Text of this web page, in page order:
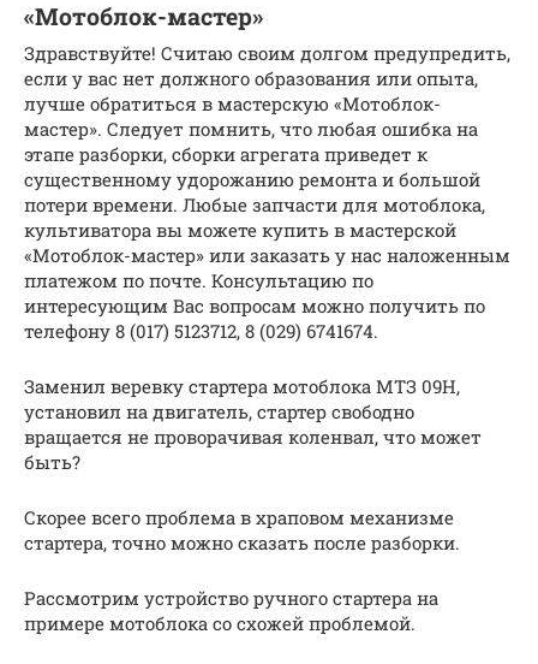
«Мотоблок-мастер»
Здравствуйте! Считаю своим долгом предупредить,
если у вас нет должного образования или опыта,
лучше обратиться в мастерскую «Мотоблок-
мастер». Следует помнить, что любая ошибка на
этапе разборки, сборки агрегата приведет к
существенному удорожанию ремонта и большой
потери времени. Любые запчасти для мотоблока,
культиватора вы можете купить в мастерской
«Мотоблок-мастер» или заказать у нас наложенным
платежом по почте. Консультацию по
интересующим Вас вопросам можно получить по
телефону 8 (017) 5123712, 8 (029) 6741674.
Заменил веревку стартера мотоблока МТЗ 09Н,
установил на двигатель, стартер свободно
вращается не проворачивая коленвал, что может
быть?
Скорее всего проблема в храповом механизме
стартера, точно можно сказать после разборки.
Рассмотрим устройство ручного стартера на
примере мотоблока со схожей проблемой.